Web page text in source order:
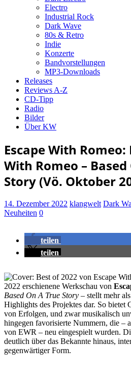
Electro
Industrial Rock
Dark Wave
80s & Retro
Indie
Konzerte
Bandvorstellungen
MP3-Downloads
Releases
Reviews A-Z
CD-Tipp
Radio
Bilder
Über KW
Escape With Romeo:
With Romeo –
Story (Vö. Oktober
14. Dezember 2022 klangwelt Dark
Neuheiten 0
teilen
teilen
2022 erschienene Werkschau von
Based On A True Story – stellt mehr
Highlights des Projektes dar. So bietet
von Erfolgen, und zwar musikalisch
hingegen favorisierte Nummern, die –
von EWR – neu eingespielt wurden.
deutlich über das Bekannte hinaus,
gegenwärtiger Form.